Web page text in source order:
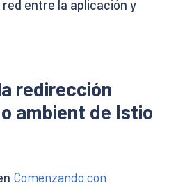
entre la aplicación y
redirección
ambient de Istio
Comenzando con